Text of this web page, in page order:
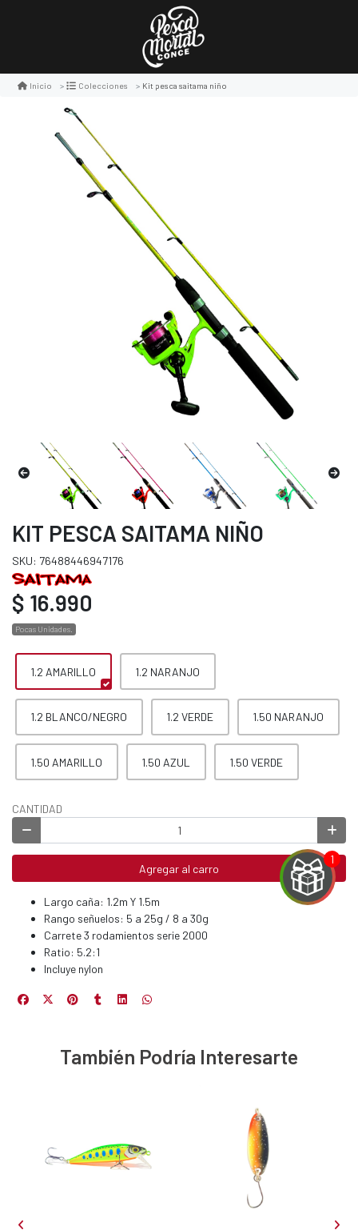
Inicio Colecciones Kit pesca saitama niño
KIT PESCA SAITAMA NIÑO
SKU: 76488446947176
$ 16.990
Pocas Unidades.
1.2 AMARILLO 1.2 NARANJO
1.2 BLANCO/NEGRO 1.2 VERDE 1.50 NARANJO
1.50 AMARILLO 1.50 AZUL 1.50 VERDE
CANTIDAD
Agregar al carro
Largo caña: 1.2m Y 1.5m
Rango señuelos: 5 a 25g / 8 a 30g
Carrete 3 rodamientos serie 2000
Ratio: 5.2:1
Incluye nylon
También Podría Interesarte